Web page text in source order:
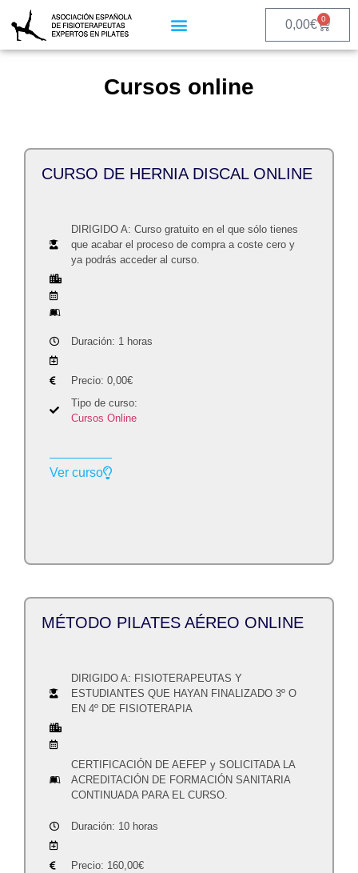
0,00€ 0
Cursos online
CURSO DE HERNIA DISCAL ONLINE
DIRIGIDO A: Curso gratuito en el que sólo tienes
que acabar el proceso de compra a coste cero y
ya podrás acceder al curso.
Duración: 1 horas
Precio: 0,00€
Tipo de curso:
Cursos Online
Ver curso
MÉTODO PILATES AÉREO ONLINE
DIRIGIDO A: FISIOTERAPEUTAS Y
ESTUDIANTES QUE HAYAN FINALIZADO 3º O
EN 4º DE FISIOTERAPIA
CERTIFICACIÓN DE AEFEP y SOLICITADA LA
ACREDITACIÓN DE FORMACIÓN SANITARIA
CONTINUADA PARA EL CURSO.
Duración: 10 horas
Precio: 160,00€